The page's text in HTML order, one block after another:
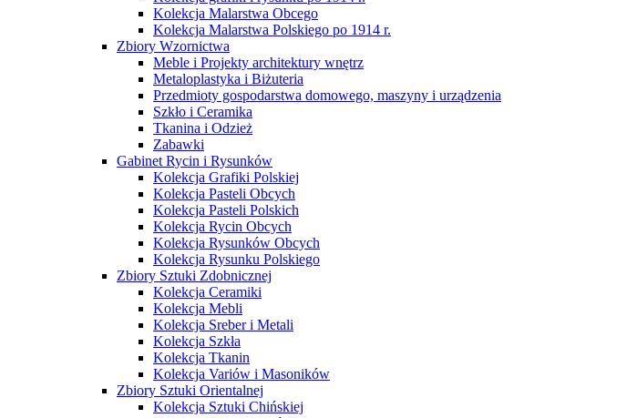
Kolekcja Malarstwa Obcego
Kolekcja Malarstwa Polskiego po 1914 r.
Zbiory Wzornictwa
Meble i Projekty architektury wnętrz
Metaloplastyka i Biżuteria
Przedmioty gospodarstwa domowego, maszyny i urządzenia
Szkło i Ceramika
Tkanina i Odzież
Zabawki
Gabinet Rycin i Rysunków
Kolekcja Grafiki Polskiej
Kolekcja Pasteli Obcych
Kolekcja Pasteli Polskich
Kolekcja Rycin Obcych
Kolekcja Rysunków Obcych
Kolekcja Rysunku Polskiego
Zbiory Sztuki Zdobnicznej
Kolekcja Ceramiki
Kolekcja Mebli
Kolekcja Sreber i Metali
Kolekcja Szkła
Kolekcja Tkanin
Kolekcja Variów i Masoników
Zbiory Sztuki Orientalnej
Kolekcja Sztuki Chińskiej